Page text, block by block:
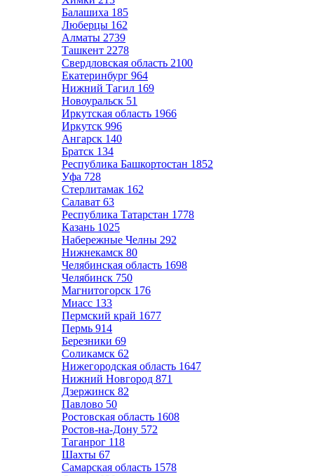
Балашиха 185
Люберцы 162
Алматы 2739
Ташкент 2278
Свердловская область 2100
Екатеринбург 964
Нижний Тагил 169
Новоуральск 51
Иркутская область 1966
Иркутск 996
Ангарск 140
Братск 134
Республика Башкортостан 1852
Уфа 728
Стерлитамак 162
Салават 63
Республика Татарстан 1778
Казань 1025
Набережные Челны 292
Нижнекамск 80
Челябинская область 1698
Челябинск 750
Магнитогорск 176
Миасс 133
Пермский край 1677
Пермь 914
Березники 69
Соликамск 62
Нижегородская область 1647
Нижний Новгород 871
Дзержинск 82
Павлово 50
Ростовская область 1608
Ростов-на-Дону 572
Таганрог 118
Шахты 67
Самарская область 1578